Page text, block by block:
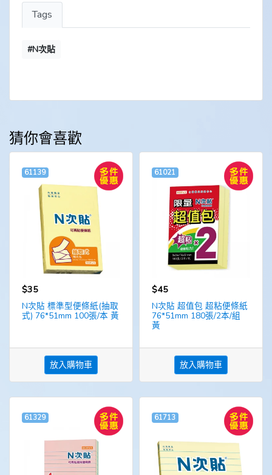
Tags
#N次貼
猜你會喜歡
61139
$35
N次貼 標準型便條紙(抽取
式) 76*51mm 100張/本 黃
放入購物車
61021
$45
N次貼 超值包 超粘便條紙
76*51mm 180張/2本/組
黃
放入購物車
61329 61713